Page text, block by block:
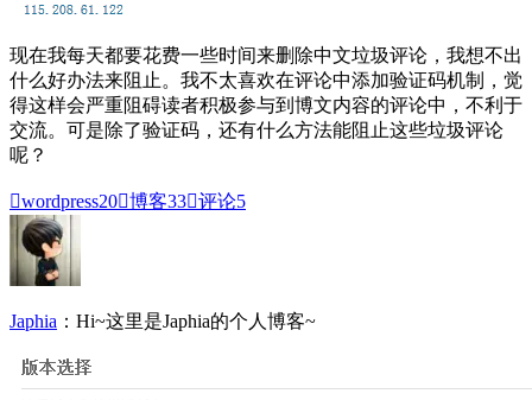
现在我每天都要花费一些时间来删除中文垃圾评论，我想不出
什么好办法来阻止。我不太喜欢在评论中添加验证码机制，觉
得这样会严重阻碍读者积极参与到博文内容的评论中，不利于
交流。可是除了验证码，还有什么方法能阻止这些垃圾评论
呢？
wordpress20博客33评论5
Japhia ：Hi~这里是Japhia的个人博客~